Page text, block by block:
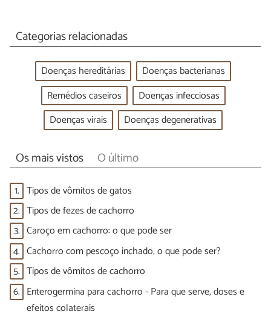
Categorias relacionadas
Doenças hereditárias
Doenças bacterianas
Remédios caseiros
Doenças infecciosas
Doenças virais
Doenças degenerativas
Os mais vistos O último
1. Tipos de vômitos de gatos
2. Tipos de fezes de cachorro
3. Caroço em cachorro: o que pode ser
4. Cachorro com pescoço inchado, o que pode ser?
5. Tipos de vômitos de cachorro
6. Enterogermina para cachorro - Para que serve, doses e
efeitos colaterais